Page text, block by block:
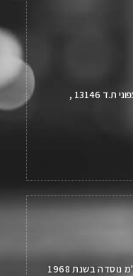
נחל שניר 8 ,יבנה, אזור תעשיה צפוני ת.ד 13146 ,
חברת אלקון ממב מכשירי בקרה בע"מ נוסדה בשנת 1968